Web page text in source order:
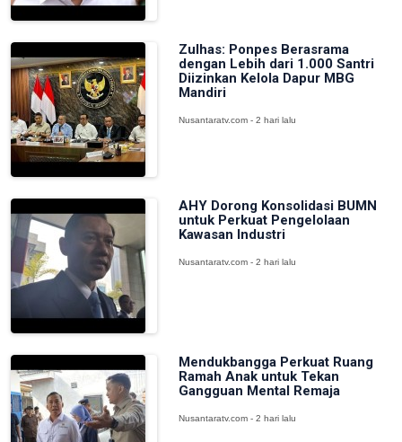
Zulhas: Ponpes Berasrama
dengan Lebih dari 1.000 Santri
Diizinkan Kelola Dapur MBG
Mandiri
Nusantaratv.com - 2 hari lalu
AHY Dorong Konsolidasi BUMN
untuk Perkuat Pengelolaan
Kawasan Industri
Nusantaratv.com - 2 hari lalu
Mendukbangga Perkuat Ruang
Ramah Anak untuk Tekan
Gangguan Mental Remaja
Nusantaratv.com - 2 hari lalu